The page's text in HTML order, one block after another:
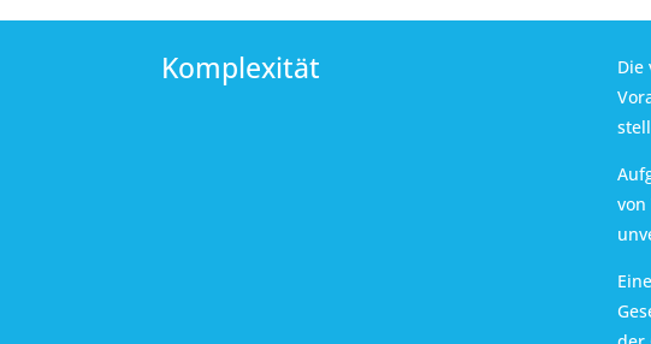
Komplexität
Die